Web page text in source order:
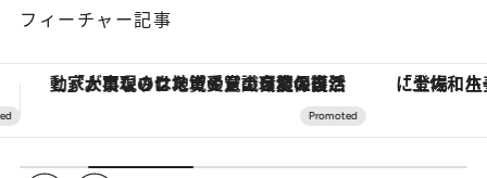
フィーチャー記事
「土佐和ハーブかき氷」がOMO7高知に登場！生姜、山椒、大葉など目にも舌にも涼を呼ぶ郷土の味 ヴァシュロン・コンスタンタ